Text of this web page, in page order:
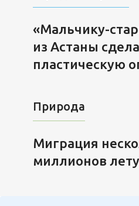
«Мальчику-
из Астаны
пластическую
Природа
Миграция
миллионов